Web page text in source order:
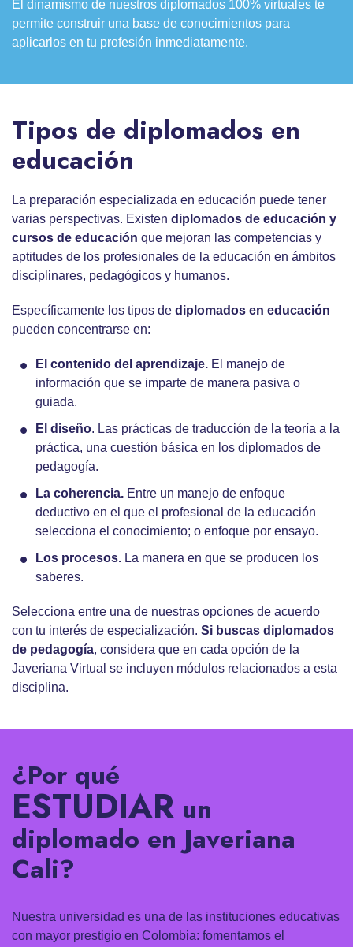
El dinamismo de nuestros diplomados 100% virtuales te
permite construir una base de conocimientos para
aplicarlos en tu profesión inmediatamente.
Tipos de diplomados en
educación
La preparación especializada en educación puede tener
varias perspectivas. Existen diplomados de educación y
cursos de educación que mejoran las competencias y
aptitudes de los profesionales de la educación en ámbitos
disciplinares, pedagógicos y humanos.
Específicamente los tipos de diplomados en educación
pueden concentrarse en:
El contenido del aprendizaje. El manejo de
información que se imparte de manera pasiva o
guiada.
El diseño. Las prácticas de traducción de la teoría a la
práctica, una cuestión básica en los diplomados de
pedagogía.
La coherencia. Entre un manejo de enfoque
deductivo en el que el profesional de la educación
selecciona el conocimiento; o enfoque por ensayo.
Los procesos. La manera en que se producen los
saberes.
Selecciona entre una de nuestras opciones de acuerdo
con tu interés de especialización. Si buscas diplomados
de pedagogía, considera que en cada opción de la
Javeriana Virtual se incluyen módulos relacionados a esta
disciplina.
¿Por qué
ESTUDIAR un
diplomado en Javeriana
Cali?
Nuestra universidad es una de las instituciones educativas
con mayor prestigio en Colombia: fomentamos el